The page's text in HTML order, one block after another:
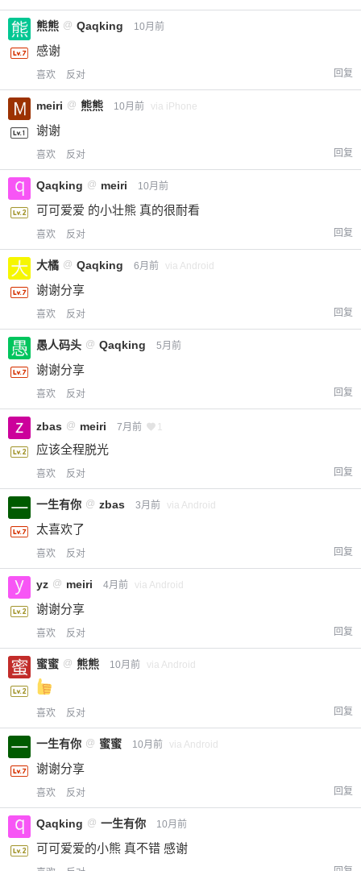
熊熊 @ Qaqking 10月前
感谢
喜欢 反对 回复
meiri @ 熊熊 10月前 via iPhone
谢谢
喜欢 反对 回复
Qaqking @ meiri 10月前
可可爱爱 的小壮熊 真的很耐看
喜欢 反对 回复
大橘 @ Qaqking 6月前 via Android
谢谢分享
喜欢 反对 回复
愚人码头 @ Qaqking 5月前
谢谢分享
喜欢 反对 回复
zbas @ meiri 7月前 1
应该全程脱光
喜欢 反对 回复
一生有你 @ zbas 3月前 via Android
太喜欢了
喜欢 反对 回复
yz @ meiri 4月前 via Android
谢谢分享
喜欢 反对 回复
蜜蜜 @ 熊熊 10月前 via Android
喜欢 反对 回复
一生有你 @ 蜜蜜 10月前 via Android
谢谢分享
喜欢 反对 回复
Qaqking @ 一生有你 10月前
可可爱爱的小熊 真不错 感谢